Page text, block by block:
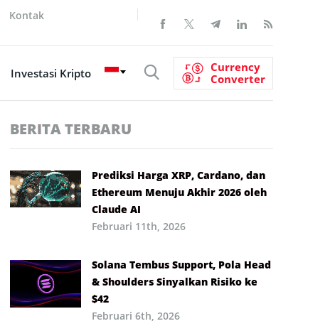
Kontak
Investasi Kripto
Currency
Converter
BERITA TERBARU
Prediksi Harga XRP, Cardano, dan
Ethereum Menuju Akhir 2026 oleh
Claude AI
Februari 11th, 2026
Solana Tembus Support, Pola Head
& Shoulders Sinyalkan Risiko ke
$42
Februari 6th, 2026